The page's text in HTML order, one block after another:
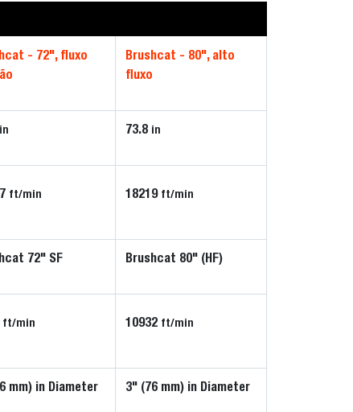
- 72", fluxo
Brushcat - 80", alto
fluxo
in 73.8 in
ft/min 18219 ft/min
72" SF Brushcat 80" (HF)
ft/min 10932 ft/min
mm) in Diameter 3" (76 mm) in Diameter